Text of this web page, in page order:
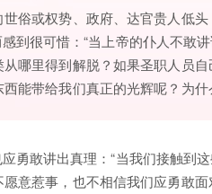
俗或权势、政府、达官贵人低
到很可惜：“当上帝的仆人不敢
哪里得到解脱？如果圣职人员
能带给我们真正的光辉呢？为
勇敢讲出真理：“当我们接触到
意惹事，也不相信我们应勇敢